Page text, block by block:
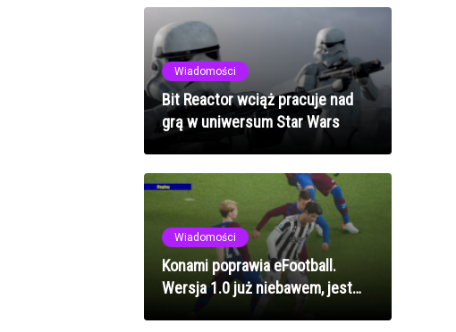
Wiadomości
Bit Reactor wciąż pracuje nad
grą w uniwersum Star Wars
Wiadomości
Konami poprawia eFootball.
Wersja 1.0 już niebawem, jest